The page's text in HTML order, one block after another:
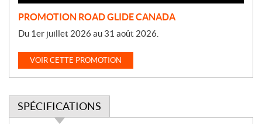
PROMOTION ROAD GLIDE CANADA
Du 1er juillet 2026 au 31 août 2026.
VOIR CETTE PROMOTION
SPÉCIFICATIONS